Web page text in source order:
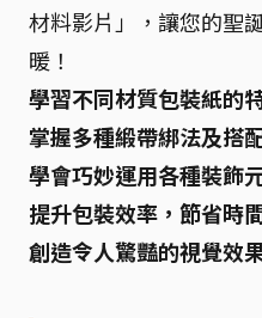
材料影片」，讓您的聖
暖！
學習不同材質包裝紙的
掌握多種緞帶綁法及搭
學會巧妙運用各種裝飾
提升包裝效率，節省時
創造令人驚豔的視覺效